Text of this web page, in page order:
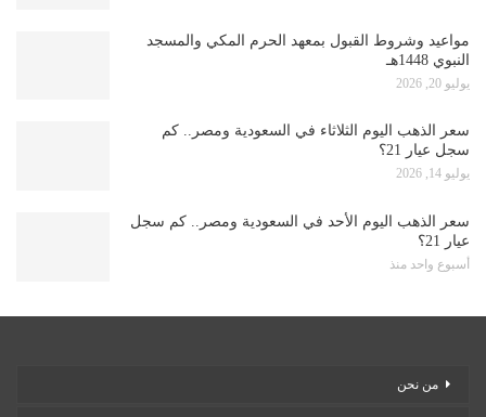
مواعيد وشروط القبول بمعهد الحرم المكي والمسجد
النبوي 1448هـ
يوليو 20, 2026
سعر الذهب اليوم الثلاثاء في السعودية ومصر.. كم
سجل عيار 21؟
يوليو 14, 2026
سعر الذهب اليوم الأحد في السعودية ومصر.. كم سجل
عيار 21؟
أسبوع واحد منذ
من نحن